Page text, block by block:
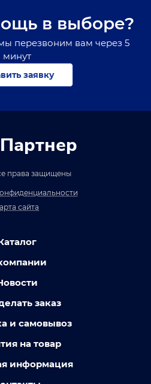
в выборе?
перезвоним вам через 5
минут
заявку
Партнер
права защищены
сайта
заказ
и самовывоз
на товар
информация